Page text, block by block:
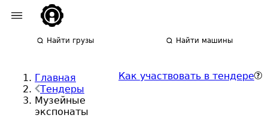
Найти грузы Найти машины
Главная
Тендеры
Музейные
экспонаты
Как участвовать в тендере